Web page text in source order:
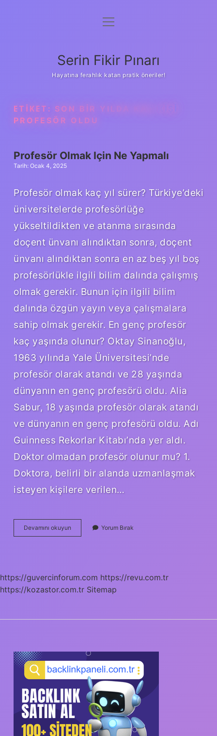
Gizlilik Politikası
Yasal Uyarı
menüyü
Serin Fikir Pınarı
Hayatına ferahlık katan pratik öneriler!
ETIKET: SON BIR YILDA KAÇ KIŞI
PROFESÖR OLDU
Profesör Olmak Için Ne Yapmalı
Tarih: Ocak 4, 2025
Profesör olmak kaç yıl sürer? Türkiye’deki
üniversitelerde profesörlüğe
yükseltildikten ve atanma sırasında
doçent ünvanı alındıktan sonra, doçent
ünvanı alındıktan sonra en az beş yıl boş
profesörlükle ilgili bilim dalında çalışmış
olmak gerekir. Bunun için ilgili bilim
dalında özgün yayın veya çalışmalara
sahip olmak gerekir. En genç profesör
kaç yaşında olunur? Oktay Sinanoğlu,
1963 yılında Yale Üniversitesi’nde
profesör olarak atandı ve 28 yaşında
dünyanın en genç profesörü oldu. Alia
Sabur, 18 yaşında profesör olarak atandı
ve dünyanın en genç profesörü oldu. Adı
Guinness Rekorlar Kitabı’nda yer aldı.
Doktor olmadan profesör olunur mu? 1.
Doktora, belirli bir alanda uzmanlaşmak
isteyen kişilere verilen…
Devamını okuyun Profesör
Olmak
Yorum Bırak
https://guvercinforum.com https://revu.com.tr
https://kozastor.com.tr Sitemap
SIDEBAR